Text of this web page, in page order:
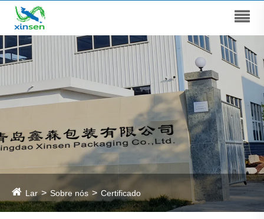
Lar Sobre nós Certificado